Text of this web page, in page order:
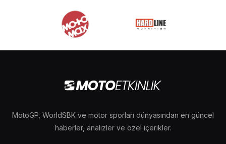
MotoGP, WorldSBK ve motor sporları dünyasından en güncel
haberler, analizler ve özel içerikler.